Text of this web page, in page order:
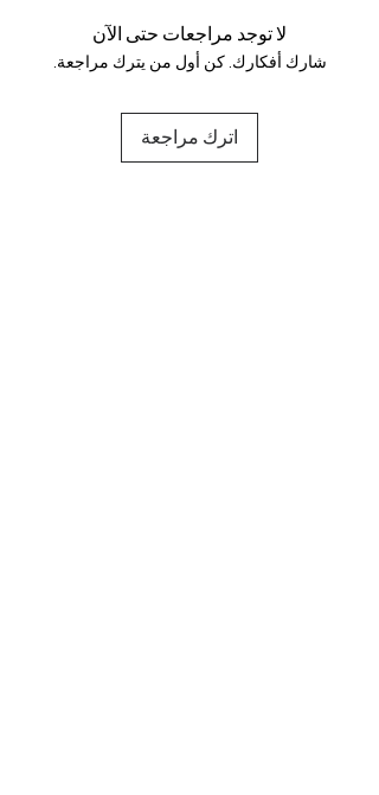
لا توجد مراجعات حتى الآن
شارك أفكارك. كن أول من يترك مراجعة.
اترك مراجعة